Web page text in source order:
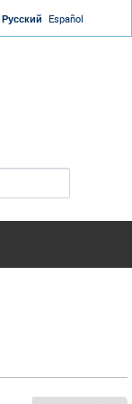
Русский Español